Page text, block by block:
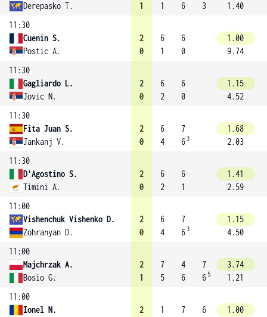
Derepasko T.
1
1
6
3
1.40
11:30
Cuenin S.
Postic A.
2
0
6
1
6
0
1.00
9.74
11:30
Gagliardo L.
Jovic N.
2
0
6
2
6
0
1.15
4.52
11:30
Fita Juan S.
Jankanj V.
2
0
6
4
7
6 3
1.68
2.03
11:30
D'Agostino S.
Timini A.
2
0
6
2
6
1
1.41
2.59
11:00
Vishenchuk Vishenko D.
Zohranyan D.
2
0
6
4
7
6 3
1.15
4.50
11:00
Majchrzak A.
Bosio G.
2
1
7
5
4
6
7
6 5
3.74
1.21
11:00
Ionel N.
2
1
7
6
1.00